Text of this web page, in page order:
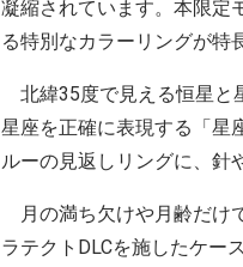
凝縮されています。本限定
る特別なカラーリングが特
北緯35度で見える恒星と
星座を正確に表現する「星
ルーの見返しリングに、針
月の満ち欠けや月齢だけ
ラテクトDLCを施したケー